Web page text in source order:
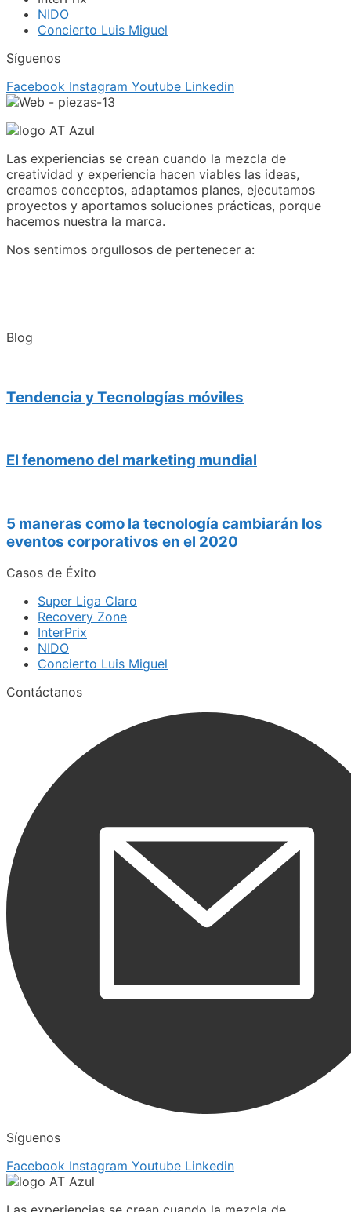
NIDO
Concierto Luis Miguel
Síguenos
Facebook Instagram Youtube Linkedin
Las experiencias se crean cuando la mezcla de
creatividad y experiencia hacen viables las ideas,
creamos conceptos, adaptamos planes, ejecutamos
proyectos y aportamos soluciones prácticas, porque
hacemos nuestra la marca.
Nos sentimos orgullosos de pertenecer a:
Blog
Tendencia y Tecnologías móviles
El fenomeno del marketing mundial
5 maneras como la tecnología cambiarán los
eventos corporativos en el 2020
Casos de Éxito
Super Liga Claro
Recovery Zone
InterPrix
NIDO
Concierto Luis Miguel
Contáctanos
Síguenos
Facebook Instagram Youtube Linkedin